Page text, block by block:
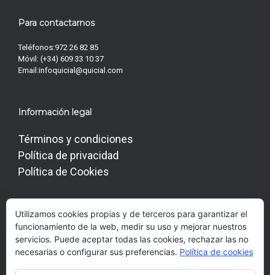
Para contactarnos
Teléfonos:972 26 82 85
Móvil: (+34) 609 33 10 37
Email:infoquicial@quicial.com
Información legal
Términos y condiciones
Política de privacidad
Política de Cookies
Conéctate con Nosotros
Utilizamos cookies propias y de terceros para garantizar el
funcionamiento de la web, medir su uso y mejorar nuestros
servicios. Puede aceptar todas las cookies, rechazar las no
necesarias o configurar sus preferencias. Política de cookies